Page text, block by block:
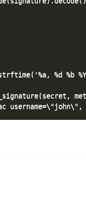
%d %b %Y